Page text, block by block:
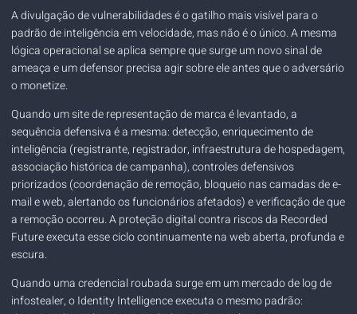
A divulgação de vulnerabilidades é o gatilho mais visível para o
padrão de inteligência em velocidade, mas não é o único. A mesma
lógica operacional se aplica sempre que surge um novo sinal de
ameaça e um defensor precisa agir sobre ele antes que o adversário
o monetize.
Quando um site de representação de marca é levantado, a
sequência defensiva é a mesma: detecção, enriquecimento de
inteligência (registrante, registrador, infraestrutura de hospedagem,
associação histórica de campanha), controles defensivos
priorizados (coordenação de remoção, bloqueio nas camadas de e-
mail e web, alertando os funcionários afetados) e verificação de que
a remoção ocorreu. A proteção digital contra riscos da Recorded
Future executa esse ciclo continuamente na web aberta, profunda e
escura.
Quando uma credencial roubada surge em um mercado de log de
infostealer, o Identity Intelligence executa o mesmo padrão: